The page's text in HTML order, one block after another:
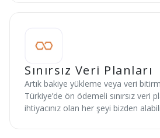
Sınırsız Veri Planları
Artık bakiye yükleme veya veri
Türkiye’de ön ödemeli sınırsız veri
ihtiyacınız olan her şeyi bizden